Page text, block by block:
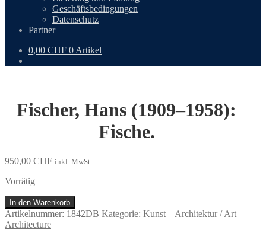
Geschäftsbedingungen
Datenschutz
Partner
0,00 CHF 0 Artikel
Fischer, Hans (1909–1958):
Fische.
950,00 CHF inkl. MwSt.
Vorrätig
Fischer,
Hans
(1909–
In den Warenkorb
Artikelnummer: 1842DB Kategorie: Kunst – Architektur / Art –
Architecture